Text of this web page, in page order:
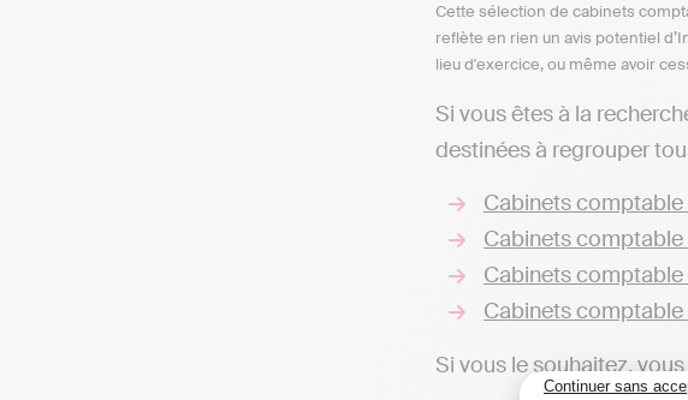
Continuer sans
Cette sélection de cabinets
reflète en rien un avis potentiel
lieu d'exercice, ou même avoir
Si vous êtes à la
destinées à regrouper
Cabinets comptable
Cabinets comptable
Cabinets
Cabinets
Si vous le souhaitez,